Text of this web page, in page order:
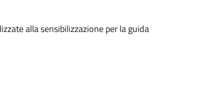
alla sensibilizzazione per la guida